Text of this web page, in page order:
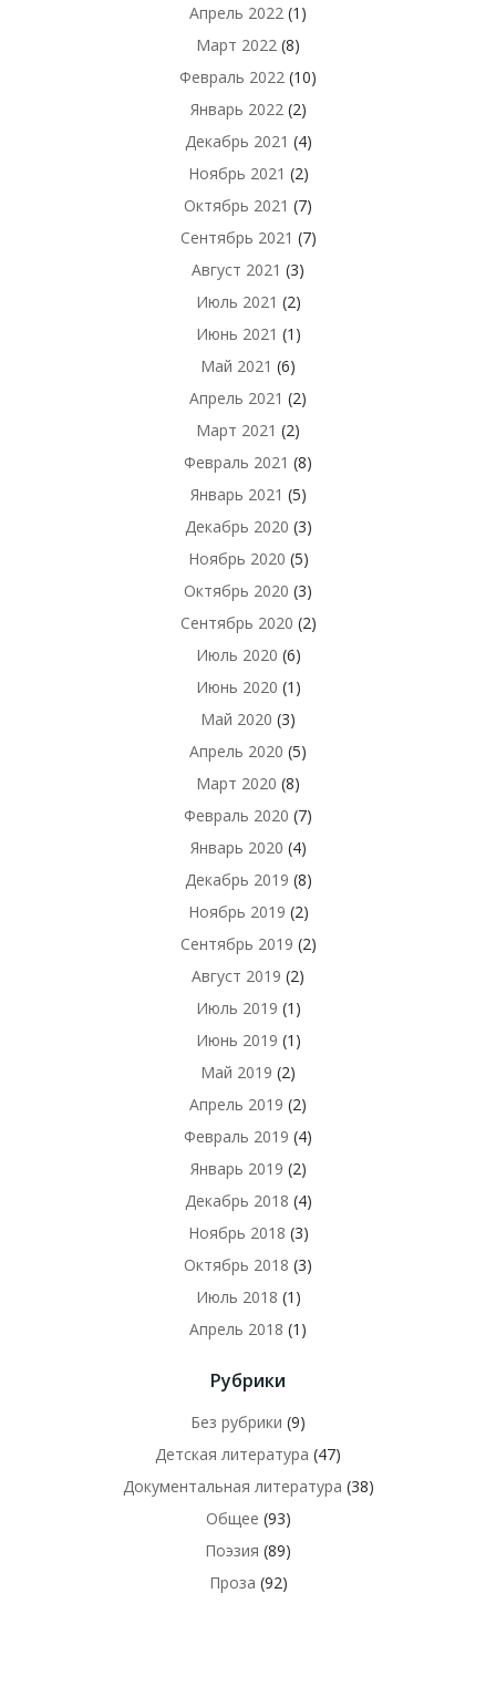
Апрель 2022 (1)
Март 2022 (8)
Февраль 2022 (10)
Январь 2022 (2)
Декабрь 2021 (4)
Ноябрь 2021 (2)
Октябрь 2021 (7)
Сентябрь 2021 (7)
Август 2021 (3)
Июль 2021 (2)
Июнь 2021 (1)
Май 2021 (6)
Апрель 2021 (2)
Март 2021 (2)
Февраль 2021 (8)
Январь 2021 (5)
Декабрь 2020 (3)
Ноябрь 2020 (5)
Октябрь 2020 (3)
Сентябрь 2020 (2)
Июль 2020 (6)
Июнь 2020 (1)
Май 2020 (3)
Апрель 2020 (5)
Март 2020 (8)
Февраль 2020 (7)
Январь 2020 (4)
Декабрь 2019 (8)
Ноябрь 2019 (2)
Сентябрь 2019 (2)
Август 2019 (2)
Июль 2019 (1)
Июнь 2019 (1)
Май 2019 (2)
Апрель 2019 (2)
Февраль 2019 (4)
Январь 2019 (2)
Декабрь 2018 (4)
Ноябрь 2018 (3)
Октябрь 2018 (3)
Июль 2018 (1)
Апрель 2018 (1)
Рубрики
Без рубрики (9)
Детская литература (47)
Документальная литература (38)
Общее (93)
Поэзия (89)
Проза (92)